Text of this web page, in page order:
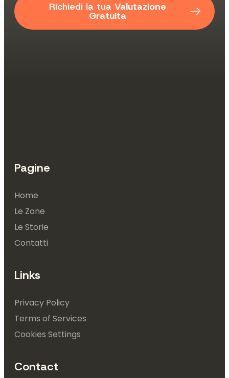
Richiedi la tua Valutazione
Gratuita
Pagine
Home
Le Zone
Le Storie
Contatti
Links
Privacy Policy
Terms of Services
Cookies Settings
Contact